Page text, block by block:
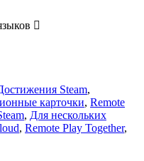
Steam,
карточки, Remote
, Для нескольких
, Remote Play Together,